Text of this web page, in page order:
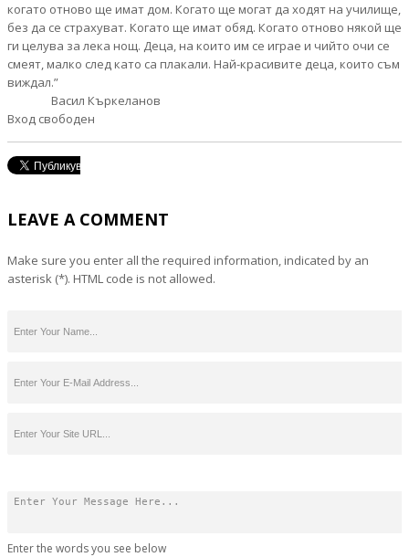
когато отново ще имат дом. Когато ще могат да ходят на училище,
без да се страхуват. Когато ще имат обяд. Когато отново някой ще
ги целува за лека нощ. Деца, на които им се играе и чийто очи се
смеят, малко след като са плакали. Най-красивите деца, които съм
виждал.”
Васил Къркеланов
Вход свободен
LEAVE A COMMENT
Make sure you enter all the required information, indicated by an
asterisk (*). HTML code is not allowed.
Enter the words you see below